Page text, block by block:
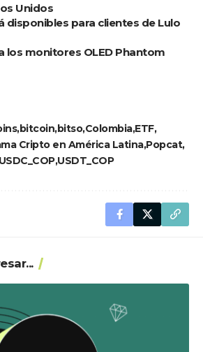
Unidos
disponibles para clientes de Lulo
los monitores OLED Phantom
bitcoinbitsoColombiaETF
Cripto en América LatinaPopcat
USDT_COP